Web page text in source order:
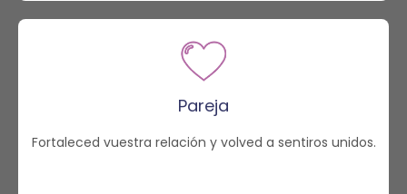
Pareja
Fortaleced vuestra relación y volved a sentiros unidos.